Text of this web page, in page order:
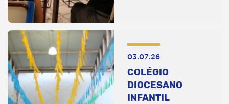
03.07.26
COLÉGIO
DIOCESANO
INFANTIL